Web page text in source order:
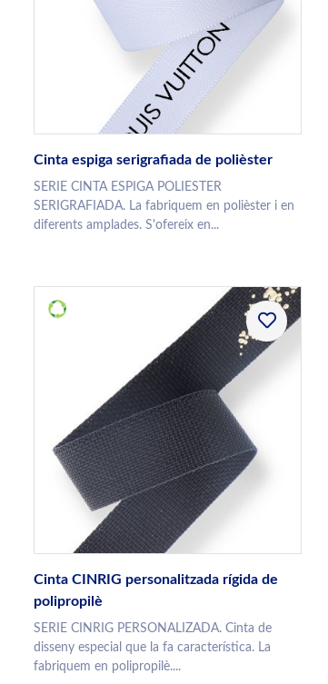
Cinta espiga serigrafiada de polièster
SERIE CINTA ESPIGA POLIESTER
SERIGRAFIADA. La fabriquem en polièster i en
diferents amplades. S'ofereix en...
Cinta CINRIG personalitzada rígida de
polipropilè
SERIE CINRIG PERSONALIZADA. Cinta de
disseny especial que la fa característica. La
fabriquem en polipropilè....